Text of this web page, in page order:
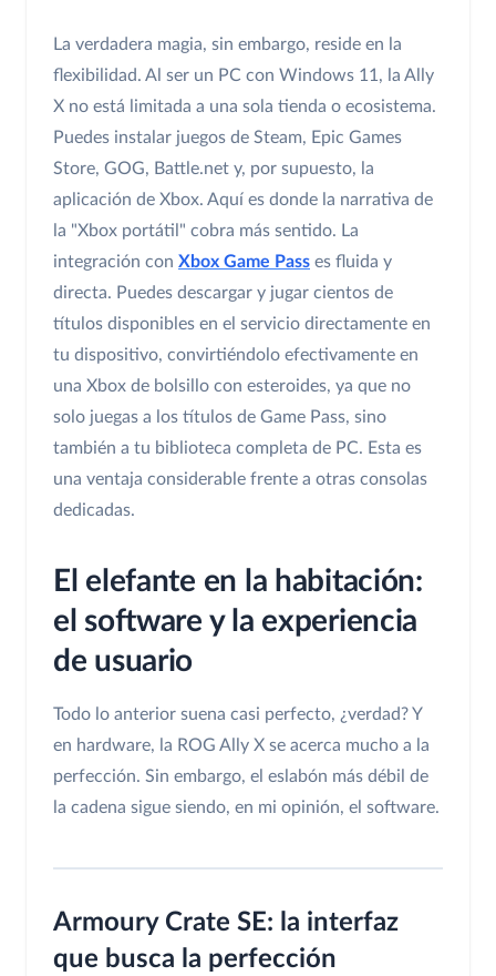
La verdadera magia, sin embargo, reside en la
flexibilidad. Al ser un PC con Windows 11, la Ally
X no está limitada a una sola tienda o ecosistema.
Puedes instalar juegos de Steam, Epic Games
Store, GOG, Battle.net y, por supuesto, la
aplicación de Xbox. Aquí es donde la narrativa de
la "Xbox portátil" cobra más sentido. La
integración con Xbox Game Pass es fluida y
directa. Puedes descargar y jugar cientos de
títulos disponibles en el servicio directamente en
tu dispositivo, convirtiéndolo efectivamente en
una Xbox de bolsillo con esteroides, ya que no
solo juegas a los títulos de Game Pass, sino
también a tu biblioteca completa de PC. Esta es
una ventaja considerable frente a otras consolas
dedicadas.
El elefante en la habitación:
el software y la experiencia
de usuario
Todo lo anterior suena casi perfecto, ¿verdad? Y
en hardware, la ROG Ally X se acerca mucho a la
perfección. Sin embargo, el eslabón más débil de
la cadena sigue siendo, en mi opinión, el software.
Armoury Crate SE: la interfaz
que busca la perfección